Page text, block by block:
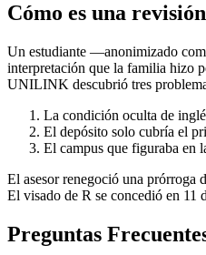
Cómo es una
Un estudiante —anonimizado
interpretación que la familia hizo
UNILINK descubrió tres
La condición oculta de
El depósito solo cubría el
El campus que figuraba en
El asesor renegoció una prórroga
El visado de R se concedió en 11
Preguntas